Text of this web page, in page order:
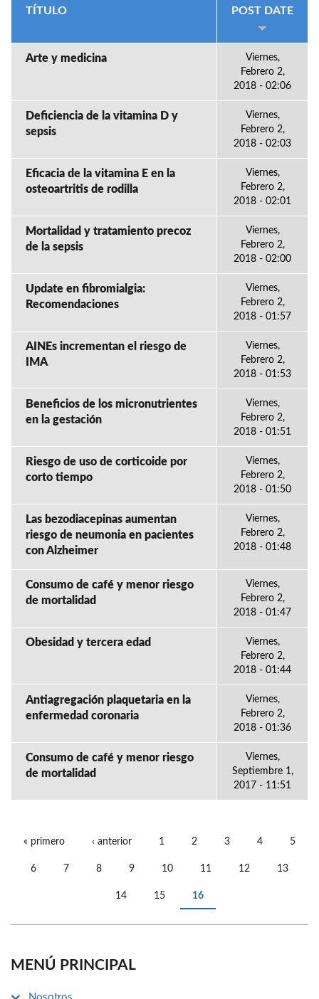
TÍTULO POST DATE
Arte y medicina
Viernes,
Febrero 2,
2018 - 02:06
Deficiencia de la vitamina D y
sepsis
Viernes,
Febrero 2,
2018 - 02:03
Eficacia de la vitamina E en la
osteoartritis de rodilla
Viernes,
Febrero 2,
2018 - 02:01
Mortalidad y tratamiento precoz
de la sepsis
Viernes,
Febrero 2,
2018 - 02:00
Update en fibromialgia:
Recomendaciones
Viernes,
Febrero 2,
2018 - 01:57
AINEs incrementan el riesgo de
IMA
Viernes,
Febrero 2,
2018 - 01:53
Beneficios de los micronutrientes
en la gestación
Viernes,
Febrero 2,
2018 - 01:51
Riesgo de uso de corticoide por
corto tiempo
Viernes,
Febrero 2,
2018 - 01:50
Las bezodiacepinas aumentan
riesgo de neumonia en pacientes
con Alzheimer
Viernes,
Febrero 2,
2018 - 01:48
Consumo de café y menor riesgo
de mortalidad
Viernes,
Febrero 2,
2018 - 01:47
Obesidad y tercera edad
Viernes,
Febrero 2,
2018 - 01:44
Antiagregación plaquetaria en la
enfermedad coronaria
Viernes,
Febrero 2,
2018 - 01:36
Consumo de café y menor riesgo
de mortalidad
Viernes,
Septiembre 1,
2017 - 11:51
« primero ‹ anterior 1 2 3 4 5
6 7 8 9 10 11 12 13
14 15 16
MENÚ PRINCIPAL